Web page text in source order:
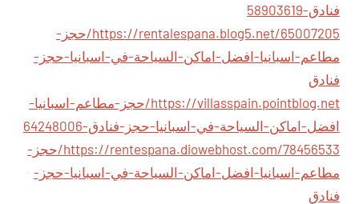
فنادق-58903619
https://rentalespana.blog5.net/65007205/حجز-
مطاعم-اسبانيا-افضل-اماكن-السياحة-في-اسبانيا-حجز-
فنادق
https://villasspain.pointblog.net/حجز-مطاعم-اسبانيا-
افضل-اماكن-السياحة-في-اسبانيا-حجز-فنادق-64248006
https://rentespana.diowebhost.com/78456533/حجز-
مطاعم-اسبانيا-افضل-اماكن-السياحة-في-اسبانيا-حجز-
فنادق